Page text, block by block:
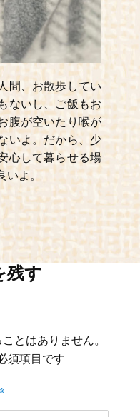
間、お散歩してい
ないし、ご飯もお
腹が空いたり喉が
いよ。だから、少
心して暮らせる場
いよ。
残す
とはありません。
須項目です
※